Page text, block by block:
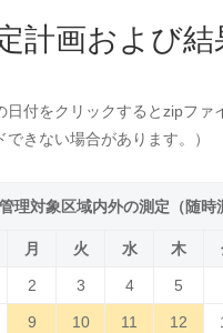
計画および結
付をクリックするとzipファ
きない場合があります。）
理対象区域内外の測定（随時
月 火 水 木
2 3 4 5
9 10 11 12